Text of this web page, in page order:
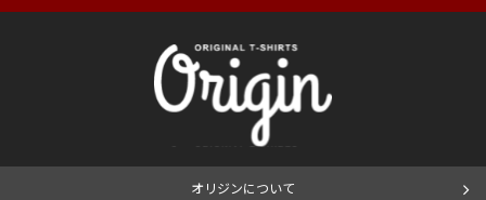
オリジンについて